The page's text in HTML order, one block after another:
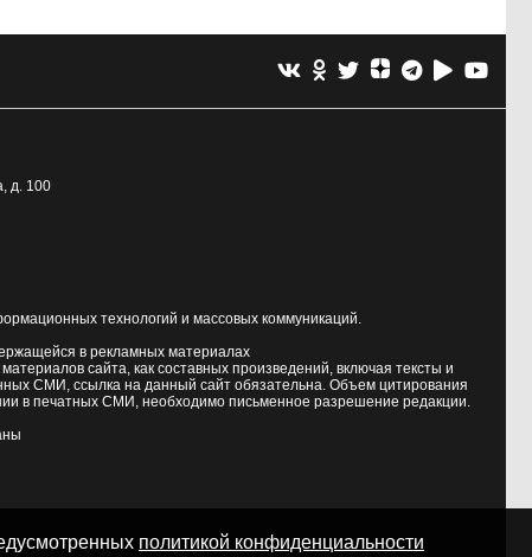
д. 100
технологий и массовых коммуникаций.
в рекламных материалах
сайта, как составных произведений, включая тексты и
СМИ, ссылка на данный сайт обязательна. Объем цитирования
в печатных СМИ, необходимо письменное разрешение редакции.
политикой конфиденциальности